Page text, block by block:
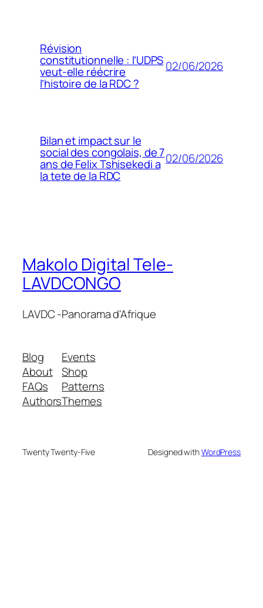
Révision
constitutionnelle : l’UDPS
veut-elle réécrire
l’histoire de la RDC ?
02/06/2026
Bilan et impact sur le
social des congolais, de 7
ans de Felix Tshisekedi a
la tete de la RDC
02/06/2026
Makolo Digital Tele-
LAVDCONGO
LAVDC -Panorama d'Afrique
Blog
About
FAQs
Authors
Events
Shop
Patterns
Themes
Twenty Twenty-Five Designed withWordPress